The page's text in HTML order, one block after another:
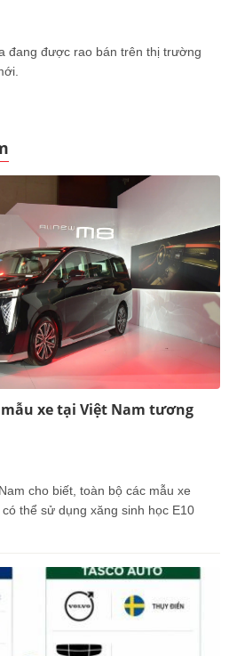
đang được rao bán trên thị trường
xe tại Việt Nam tương
cho biết, toàn bộ các mẫu xe
thể sử dụng xăng sinh học E10